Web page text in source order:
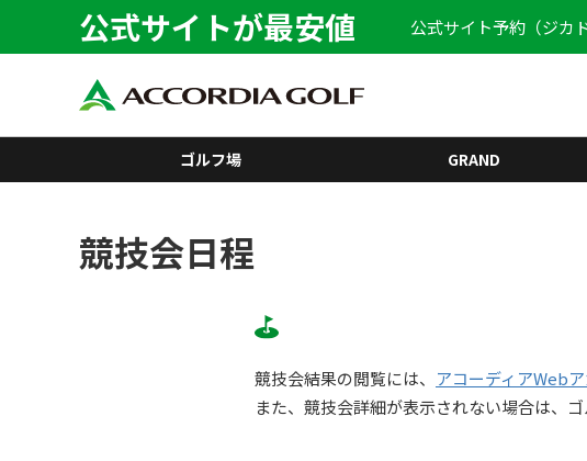
公式サイトが最安値 公式サイト予約（ジカ
ゴルフ場 GRAND
競技会日程
競技会結果の閲覧には、 アコーディアWeb
また、競技会詳細が表示されない場合は、